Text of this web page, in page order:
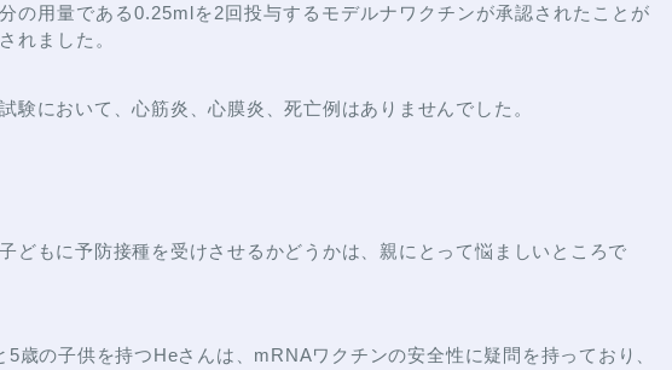
の用量である0.25mlを2回投与するモデルナワクチンが承認されたことが
れました。
験において、心筋炎、心膜炎、死亡例はありませんでした。
どもに予防接種を受けさせるかどうかは、親にとって悩ましいところで
5歳の子供を持つHeさんは、mRNAワクチンの安全性に疑問を持っており、